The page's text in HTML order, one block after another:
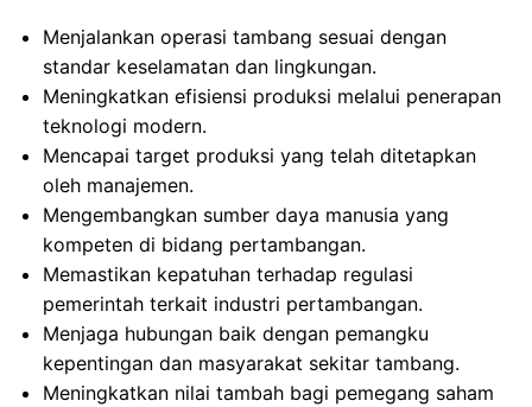
Menjalankan operasi tambang sesuai dengan
standar keselamatan dan lingkungan.
Meningkatkan efisiensi produksi melalui penerapan
teknologi modern.
Mencapai target produksi yang telah ditetapkan
oleh manajemen.
Mengembangkan sumber daya manusia yang
kompeten di bidang pertambangan.
Memastikan kepatuhan terhadap regulasi
pemerintah terkait industri pertambangan.
Menjaga hubungan baik dengan pemangku
kepentingan dan masyarakat sekitar tambang.
Meningkatkan nilai tambah bagi pemegang saham